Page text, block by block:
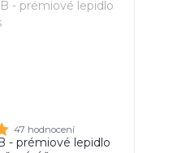
47 hodnocení
- prémiové lepidlo